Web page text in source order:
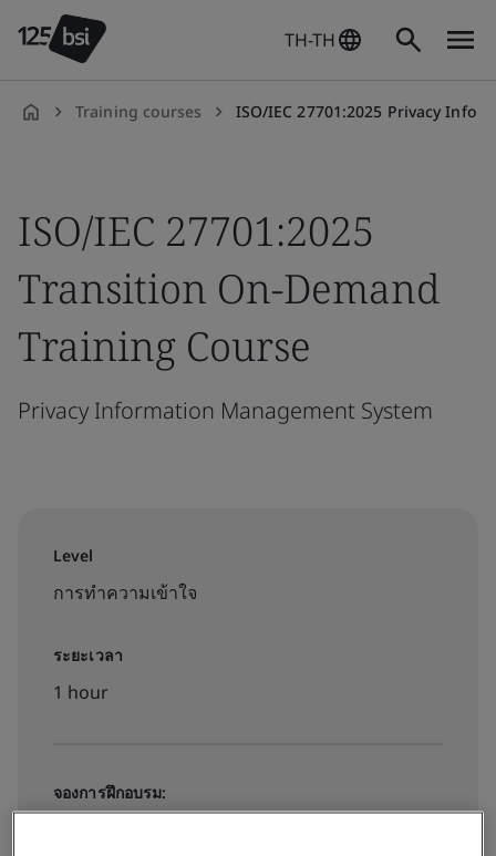
TH-TH
Training courses ISO/IEC 27701:2025 Privacy Information Management System
ISO/IEC 27701:2025
Transition On-Demand
Training Course
Privacy Information Management System
Level
การทำความเข้าใจ
ระยะเวลา
1 hour
จองการฝึกอบรม: